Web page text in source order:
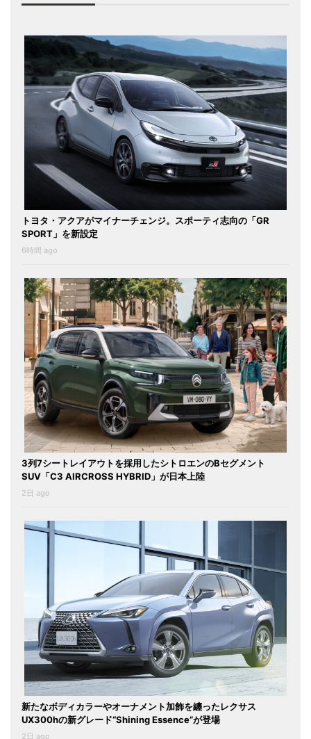
トヨタ・アクアがマイナーチェンジ。スポーティ志向の「GR
SPORT」を新設定
6時間 ago
3列7シートレイアウトを採用したシトロエンのBセグメント
SUV「C3 AIRCROSS HYBRID」が日本上陸
2日 ago
新たなボディカラーやオーナメント加飾を纏ったレクサス
UX300hの新グレード“Shining Essence”が登場
2日 ago